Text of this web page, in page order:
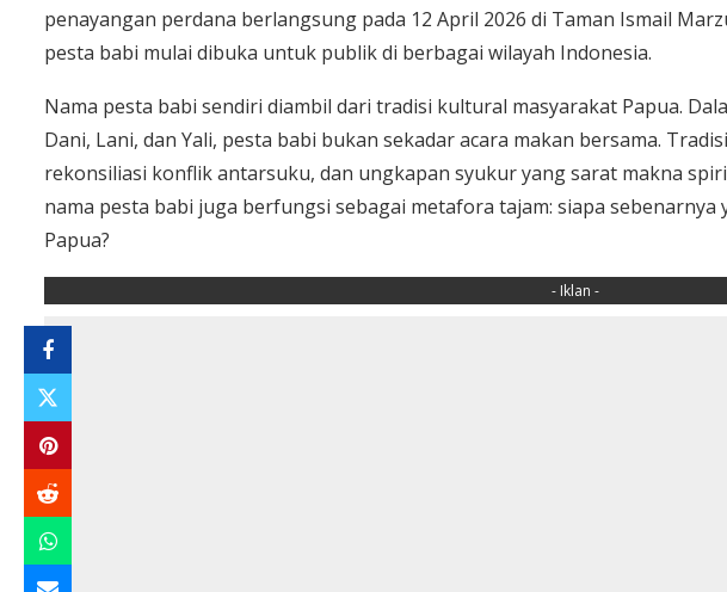
penayangan perdana berlangsung pada 12 April 2026 di Taman Ismail
pesta babi mulai dibuka untuk publik di berbagai wilayah Indonesia.
Nama pesta babi sendiri diambil dari tradisi kultural masyarakat Papua.
Dani, Lani, dan Yali, pesta babi bukan sekadar acara makan bersama.
rekonsiliasi konflik antarsuku, dan ungkapan syukur yang sarat makna
nama pesta babi juga berfungsi sebagai metafora tajam: siapa sebenarnya
Papua?
- Iklan -